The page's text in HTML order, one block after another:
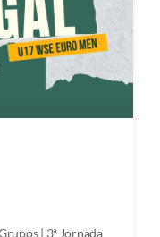
| 3ª Jornada